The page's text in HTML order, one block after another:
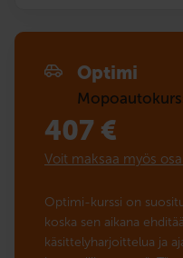
Optimi
407 €
Voit maksaa myös
Optimi-kurssi on
koska sen aikana
käsittelyharjoittelua ja